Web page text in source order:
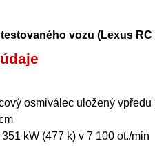
vozu (Lexus RC
osmiválec uložený vpředu
kW (477 k) v 7 100 ot./min